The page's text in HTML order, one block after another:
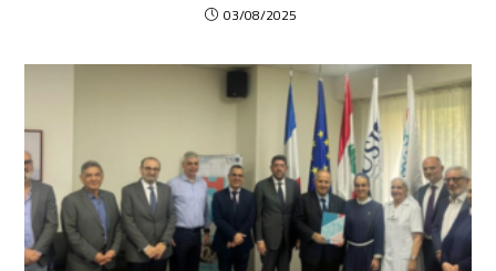
03/08/2025